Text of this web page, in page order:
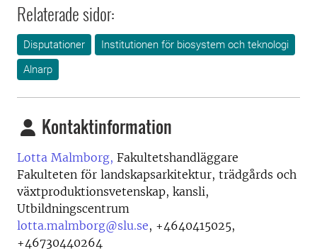
Relaterade sidor:
Disputationer
Institutionen för biosystem och teknologi
Alnarp
Kontaktinformation
Lotta Malmborg, Fakultetshandläggare
Fakulteten för landskapsarkitektur, trädgårds och
växtproduktionsvetenskap, kansli,
Utbildningscentrum
lotta.malmborg@slu.se, +4640415025,
+46730440264